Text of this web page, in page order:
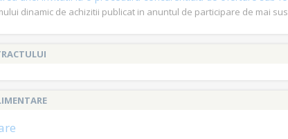
dinamic de achizitii publicat in anuntul de participare de mai sus